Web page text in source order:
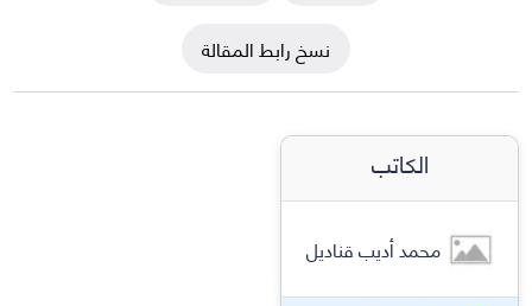
نسخ رابط المقالة
الكاتب
محمد أديب قناديل